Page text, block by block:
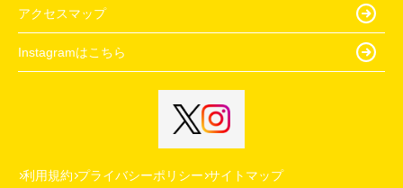
アクセスマップ
Instagramはこちら
利用規約 プライバシーポリシー サイトマップ